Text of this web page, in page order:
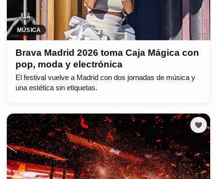
MÚSICA
Brava Madrid 2026 toma Caja Mágica con
pop, moda y electrónica
El festival vuelve a Madrid con dos jornadas de música y
una estética sin etiquetas.